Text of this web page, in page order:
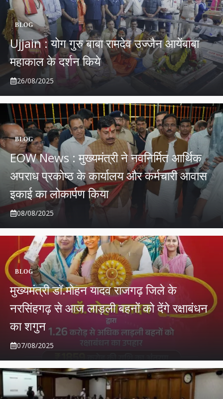
BLOG
Ujjain : योग गुरु बाबा रामदेव उज्जैन आयेंबाबा
महाकाल के दर्शन किये
26/08/2025
BLOG
EOW News : मुख्यमंत्री ने नवनिर्मित आर्थिक
अपराध प्रकोष्ठ के कार्यालय और कर्मचारी आवास
इकाई का लोकार्पण किया
08/08/2025
BLOG
मुख्यमंत्री डॉ.मोहन यादव राजगढ़ जिले के
नरसिंहगढ़ से आज लाड़ली बहनों को देंगे रक्षाबंधन
का शगुन
07/08/2025